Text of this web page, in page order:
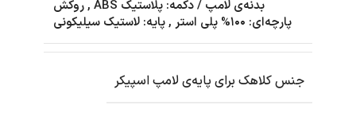
بدنه‌ی لامپ / دکمه: پلاستیک ABS ,روکش
پارچه‌ای: ۱۰۰% پلی استر
,پایه: لاستیک سیلیکونی
جنس کلاهک برای پایه‌ی لامپ اسپیکر